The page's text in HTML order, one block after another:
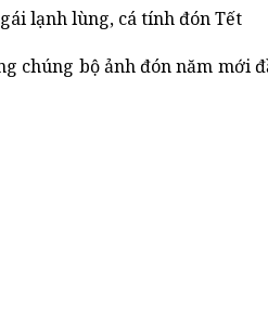
lạnh lùng, cá tính đón Tết
chúng bộ ảnh đón năm mới